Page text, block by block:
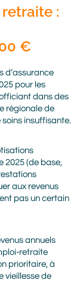
:
€
d’assurance
pour les
dans des
régionale de
insuffisante.
2025 (de base,
aux revenus
pas un certain
annuels
retraite
prioritaire, à
vieillesse de